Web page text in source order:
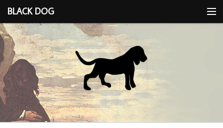
BLACK DOG
IDEEA
CU LIMBA SCOASĂ